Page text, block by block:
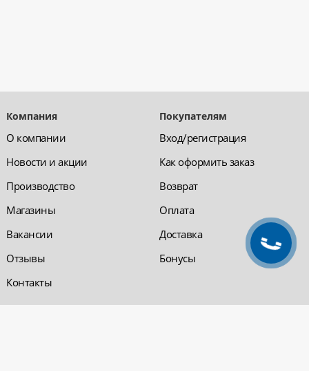
Компания
О компании
Новости и акции
Производство
Магазины
Вакансии
Отзывы
Контакты
Покупателям
Вход/регистрация
Как оформить заказ
Возврат
Оплата
Доставка
Бонусы
Обратная связь Компания «220 ВСЯ